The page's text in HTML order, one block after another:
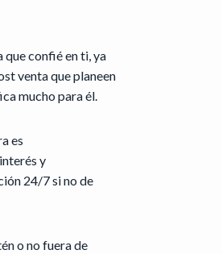
confié en ti, ya
venta que planeen
mucho para él.
es
y
24/7 si no de
o no fuera de